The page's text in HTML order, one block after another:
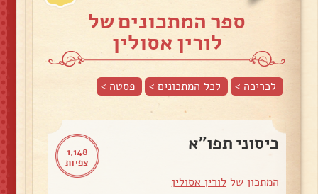
ספר המתכונים של
לורין אסולין
לכריכה > לכל המתכונים > פסטה >
1,148
צפיות
כיסוני תפו״א
המתכון של לורין אסולין